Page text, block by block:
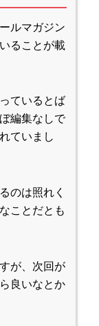
ルマガジン
ることが載
ているとば
編集なしで
ていまし
のは照れく
ことだとも
が、次回が
良いなとか